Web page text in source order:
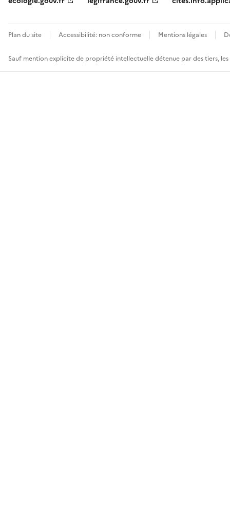
Plan du site Accessibilité: non conforme Mentions légales
Sauf mention explicite de propriété intellectuelle détenue par des tiers,